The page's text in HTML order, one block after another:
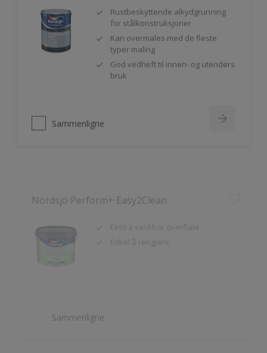
for stålkonstruksjoner
Kan overmales med de fleste
typer maling
God vedheft til innen- og utendørs
bruk
Ekstra vaskbar overflate
Enkel å rengjøre